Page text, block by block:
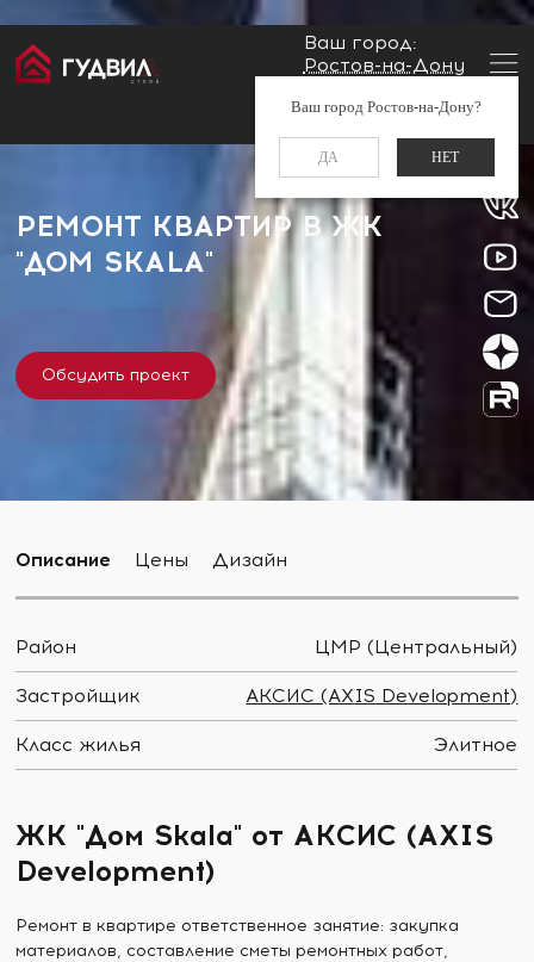
Ваш город:
Ростов-на-Дону
Ваш город Ростов-на-Дону?
ДА НЕТ
Заказать звонок
Главная Застройщики
РЕМОНТ КВАРТИР В ЖК
"ДОМ SKALA"
Обсудить проект
Описание Цены Дизайн
Район ЦМР (Центральный)
Застройщик АКСИС (AXIS Development)
Класс жилья Элитное
ЖК "Дом Skala" от АКСИС (AXIS
Development)
Ремонт в квартире ответственное занятие: закупка
материалов, составление сметы ремонтных работ,